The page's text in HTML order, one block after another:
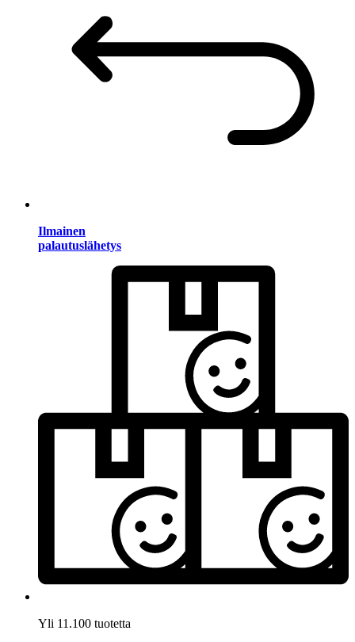
Ilmainen
palautuslähetys
Yli 11.100 tuotetta